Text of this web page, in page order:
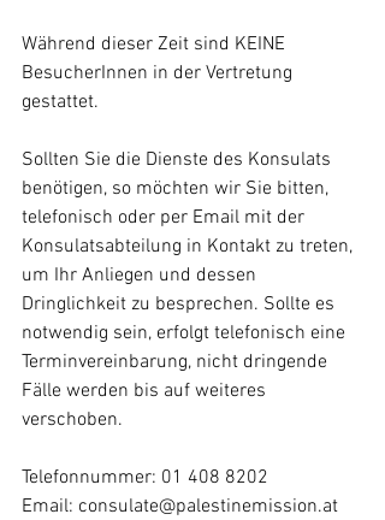
Während dieser Zeit sind KEINE
BesucherInnen in der Vertretung
gestattet.
Sollten Sie die Dienste des Konsulats
benötigen, so möchten wir Sie bitten,
telefonisch oder per Email mit der
Konsulatsabteilung in Kontakt zu treten,
um Ihr Anliegen und dessen
Dringlichkeit zu besprechen. Sollte es
notwendig sein, erfolgt telefonisch eine
Terminvereinbarung, nicht dringende
Fälle werden bis auf weiteres
verschoben.
Telefonnummer: 01 408 8202
Email: consulate@palestinemission.at